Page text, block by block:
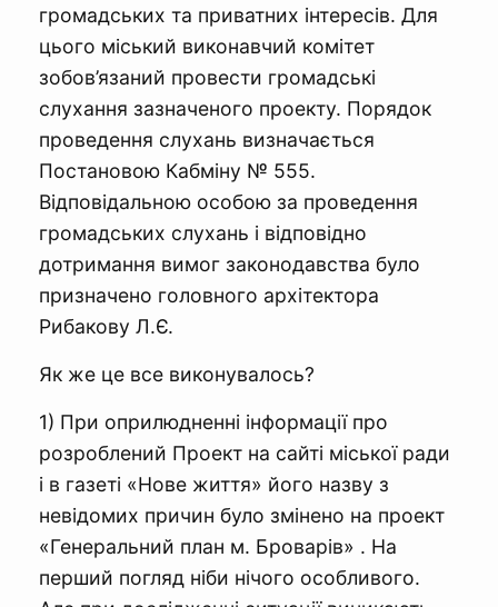
громадських та приватних інтересів. Для
цього міський виконавчий комітет
зобов’язаний провести громадські
слухання зазначеного проекту. Порядок
проведення слухань визначається
Постановою Кабміну № 555.
Відповідальною особою за проведення
громадських слухань і відповідно
дотримання вимог законодавства було
призначено головного архітектора
Рибакову Л.Є.
Як же це все виконувалось?
1) При оприлюдненні інформації про
розроблений Проект на сайті міської ради
і в газеті «Нове життя» його назву з
невідомих причин було змінено на проект
«Генеральний план м. Броварів» . На
перший погляд ніби нічого особливого.